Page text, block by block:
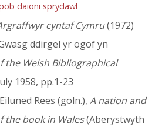
daioni sprydawl
cyntaf Cymru(1972)
ddirgel yr ogof yn
the Welsh Bibliographical
1958, pp.1-23
Rees (goln.), A nation and
the book in Wales(Aberystwyth